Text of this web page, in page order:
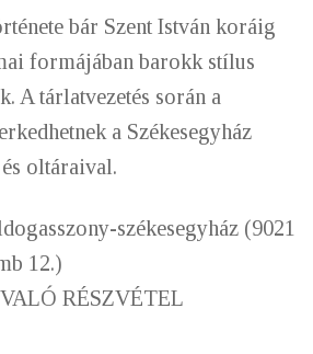
bár Szent István koráig
formájában barokk stílus
A tárlatvezetés során a
a Székesegyház
oltáraival.
székesegyház (9021
12.)
RÉSZVÉTEL